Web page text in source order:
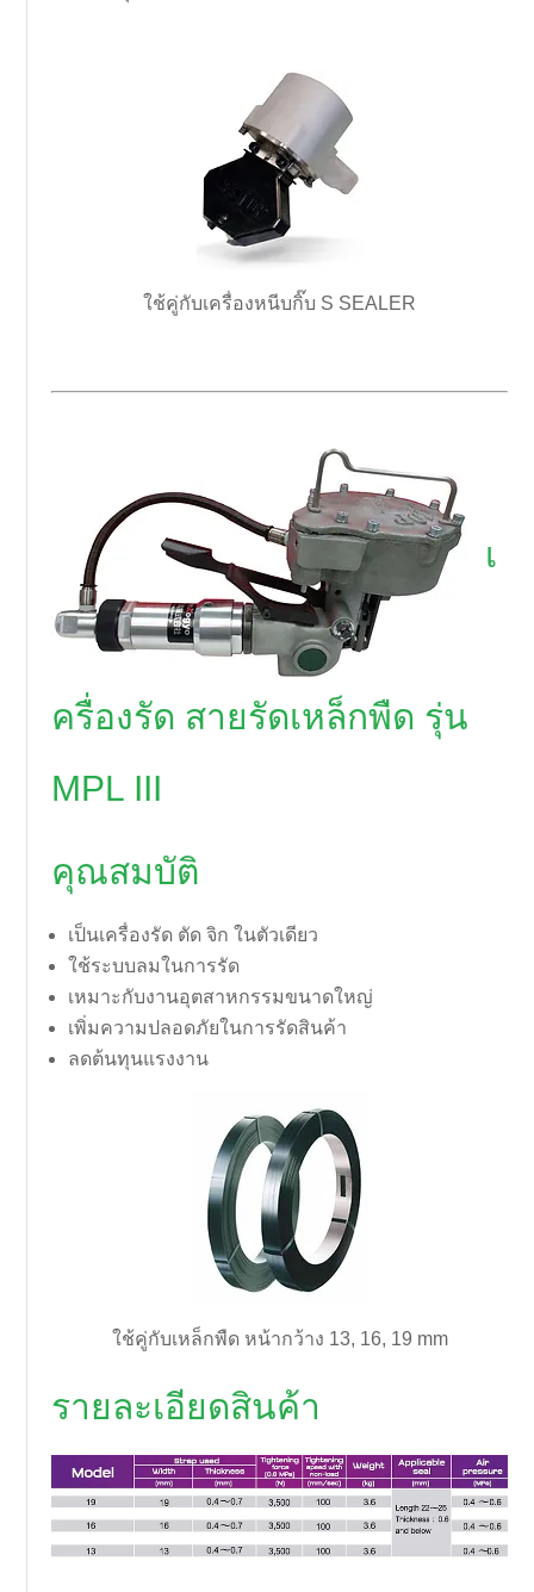
ใช้คู่กับเครื่องหนีบกิ๊บ S SEALER
เ
ครื่องรัด สายรัดเหล็กพืด รุ่น
MPL III
คุณสมบัติ
เป็นเครื่องรัด ตัด จิก ในตัวเดียว
ใช้ระบบลมในการรัด
เหมาะกับงานอุตสาหกรรมขนาดใหญ่
เพิ่มความปลอดภัยในการรัดสินค้า
ลดต้นทุนแรงงาน
ใช้คู่กับเหล็กพืด หน้ากว้าง 13, 16, 19 mm
รายละเอียดสินค้า